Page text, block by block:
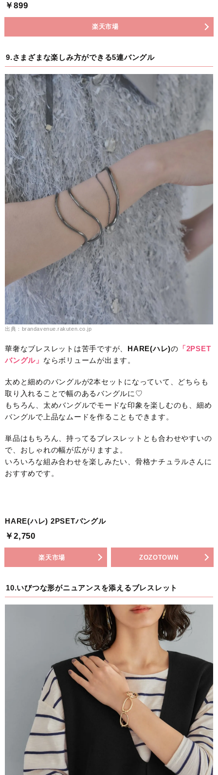
￥899
楽天市場
9.さまざまな楽しみ方ができる5連バングル
出典：brandavenue.rakuten.co.jp
華奢なブレスレットは苦手ですが、 HARE(ハレ)の 「2PSET
バングル」 ならボリュームが出ます。
太めと細めのバングルが2本セットになっていて、どちらも
取り入れることで幅のあるバングルに♡
もちろん、太めバングルでモードな印象を楽しむのも、細め
バングルで上品なムードを作ることもできます。
単品はもちろん、持ってるブレスレットとも合わせやすいの
で、おしゃれの幅が広がりますよ。
いろいろな組み合わせを楽しみたい、骨格ナチュラルさんに
おすすめです。
HARE(ハレ) 2PSETバングル
￥2,750
楽天市場 ZOZOTOWN
10.いびつな形がニュアンスを添えるブレスレット